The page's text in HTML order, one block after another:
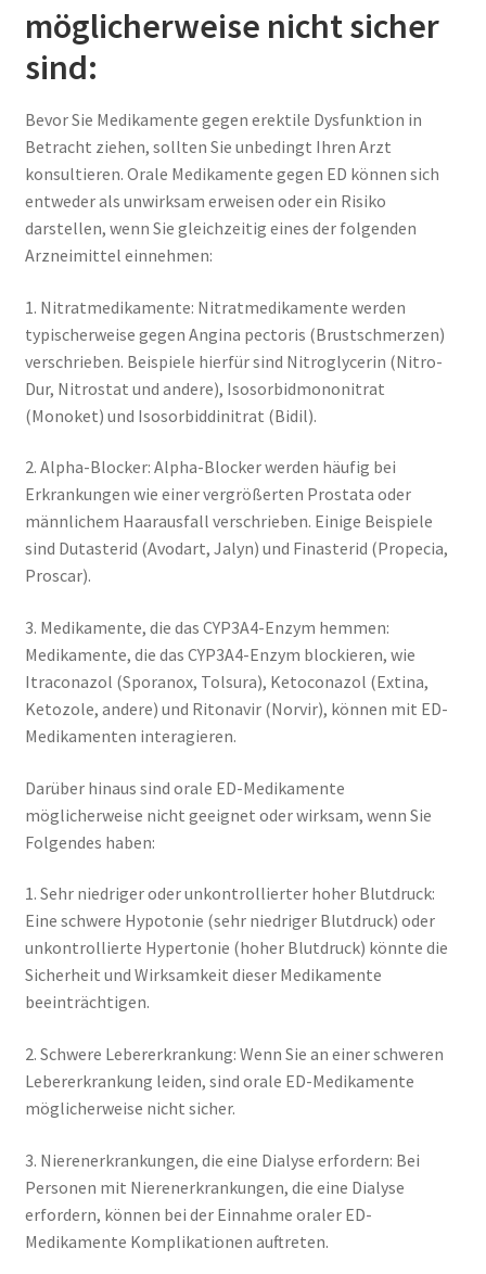
möglicherweise nicht sicher
sind:
Bevor Sie Medikamente gegen erektile Dysfunktion in
Betracht ziehen, sollten Sie unbedingt Ihren Arzt
konsultieren. Orale Medikamente gegen ED können sich
entweder als unwirksam erweisen oder ein Risiko
darstellen, wenn Sie gleichzeitig eines der folgenden
Arzneimittel einnehmen:
1. Nitratmedikamente: Nitratmedikamente werden
typischerweise gegen Angina pectoris (Brustschmerzen)
verschrieben. Beispiele hierfür sind Nitroglycerin (Nitro-
Dur, Nitrostat und andere), Isosorbidmononitrat
(Monoket) und Isosorbiddinitrat (Bidil).
2. Alpha-Blocker: Alpha-Blocker werden häufig bei
Erkrankungen wie einer vergrößerten Prostata oder
männlichem Haarausfall verschrieben. Einige Beispiele
sind Dutasterid (Avodart, Jalyn) und Finasterid (Propecia,
Proscar).
3. Medikamente, die das CYP3A4-Enzym hemmen:
Medikamente, die das CYP3A4-Enzym blockieren, wie
Itraconazol (Sporanox, Tolsura), Ketoconazol (Extina,
Ketozole, andere) und Ritonavir (Norvir), können mit ED-
Medikamenten interagieren.
Darüber hinaus sind orale ED-Medikamente
möglicherweise nicht geeignet oder wirksam, wenn Sie
Folgendes haben:
1. Sehr niedriger oder unkontrollierter hoher Blutdruck:
Eine schwere Hypotonie (sehr niedriger Blutdruck) oder
unkontrollierte Hypertonie (hoher Blutdruck) könnte die
Sicherheit und Wirksamkeit dieser Medikamente
beeinträchtigen.
2. Schwere Lebererkrankung: Wenn Sie an einer schweren
Lebererkrankung leiden, sind orale ED-Medikamente
möglicherweise nicht sicher.
3. Nierenerkrankungen, die eine Dialyse erfordern: Bei
Personen mit Nierenerkrankungen, die eine Dialyse
erfordern, können bei der Einnahme oraler ED-
Medikamente Komplikationen auftreten.